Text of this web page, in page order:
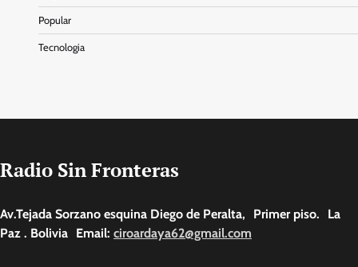
Popular
Tecnologia
Radio Sin Fronteras
Av.Tejada Sorzano esquina Diego de Peralta, Primer piso. La
Paz . Bolivia Email: ciroardaya62@gmail.com